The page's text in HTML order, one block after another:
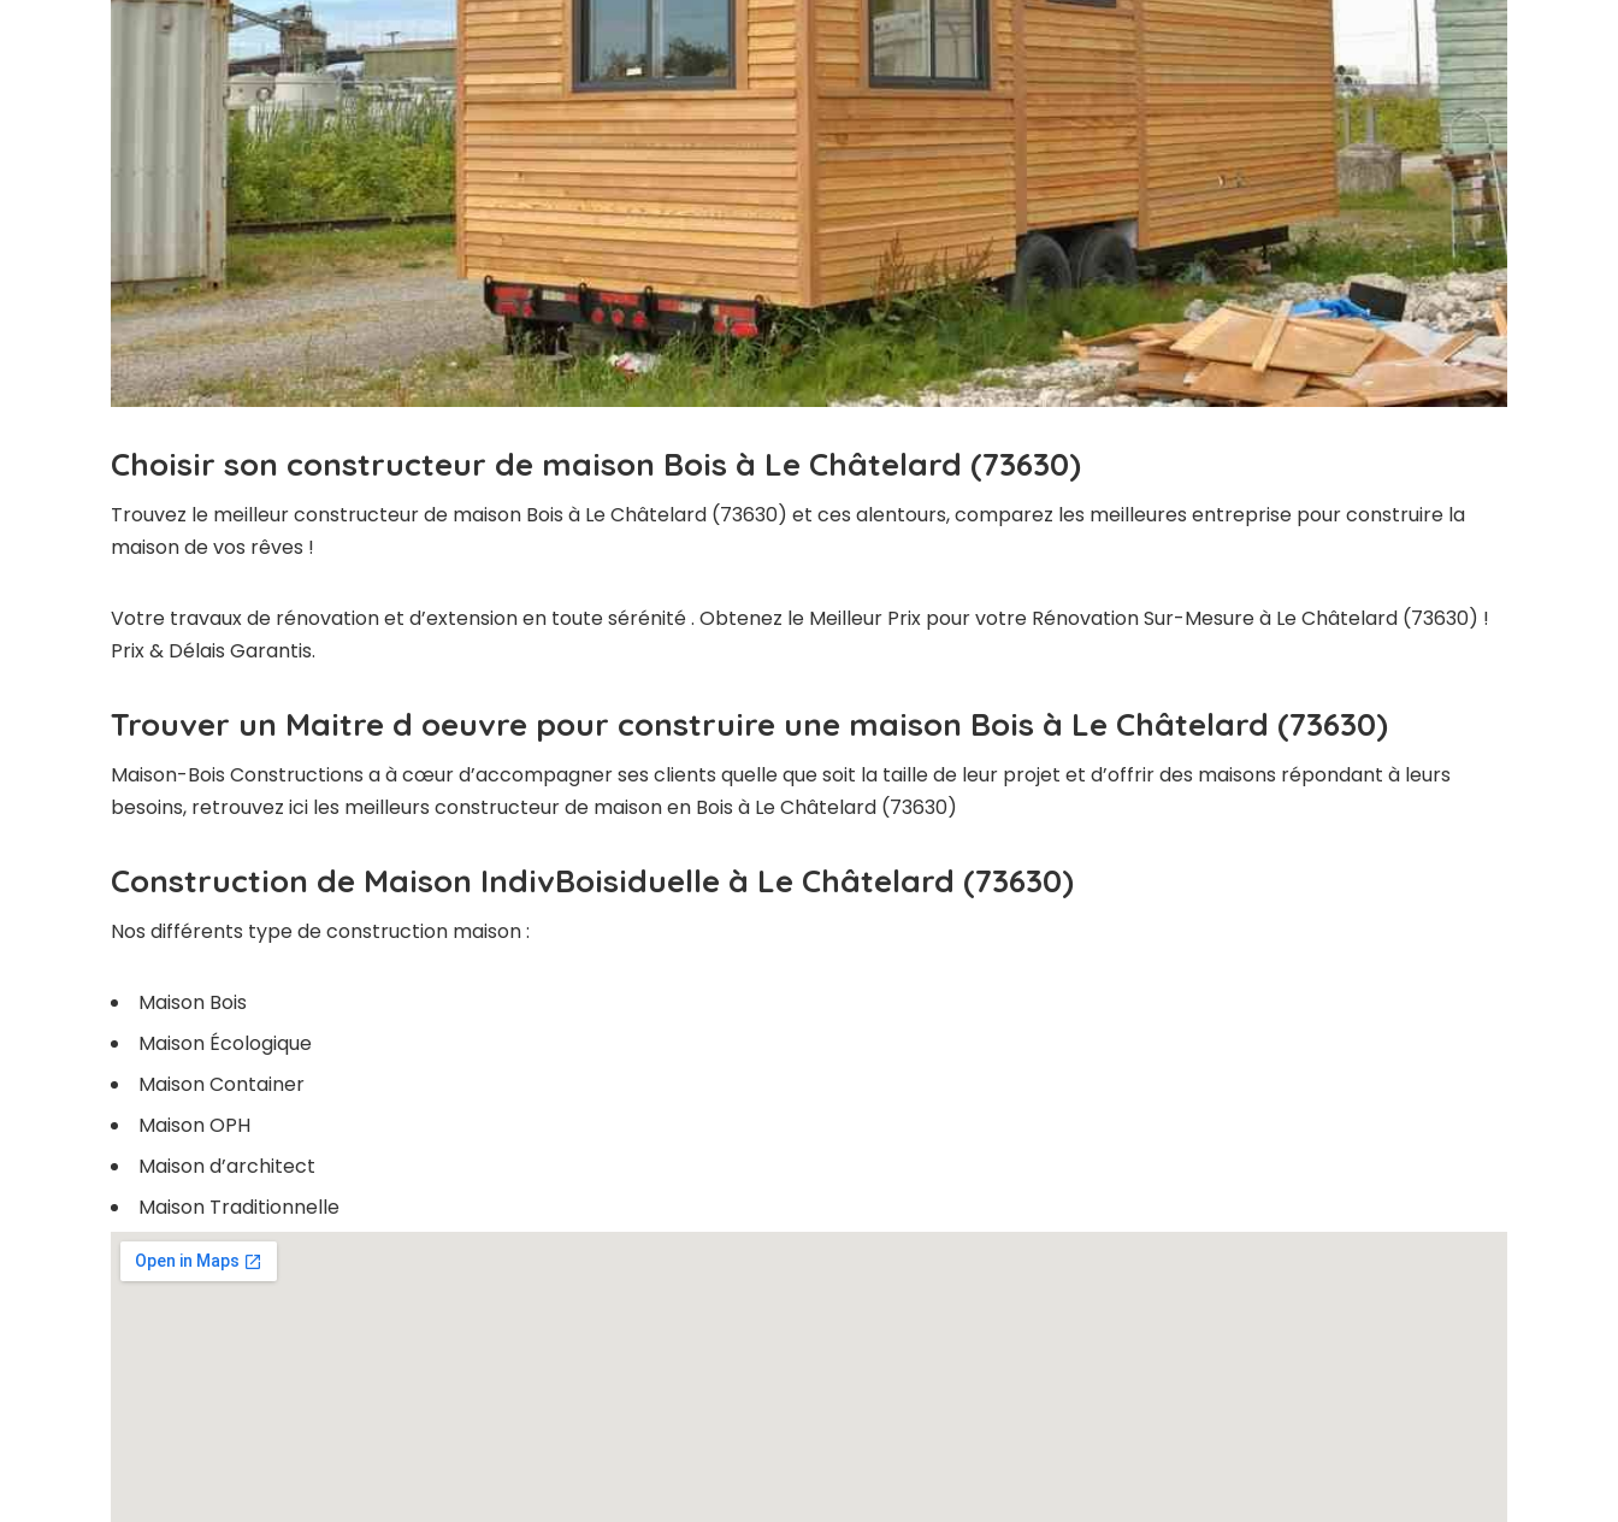
Choisir son constructeur de maison Bois à Le Châtelard (73630)
Trouvez le meilleur constructeur de maison Bois à Le Châtelard (73630) et ces alentours, comparez les meilleures entreprise pour construire la
maison de vos rêves !
Votre travaux de rénovation et d’extension en toute sérénité . Obtenez le Meilleur Prix pour votre Rénovation Sur-Mesure à Le Châtelard (73630) !
Prix & Délais Garantis.
Trouver un Maitre d oeuvre pour construire une maison Bois à Le Châtelard (73630)
Maison-Bois Constructions a à cœur d’accompagner ses clients quelle que soit la taille de leur projet et d’offrir des maisons répondant à leurs
besoins, retrouvez ici les meilleurs constructeur de maison en Bois à Le Châtelard (73630)
Construction de Maison IndivBoisiduelle à Le Châtelard (73630)
Nos différents type de construction maison :
Maison Bois
Maison Écologique
Maison Container
Maison OPH
Maison d’architect
Maison Traditionnelle